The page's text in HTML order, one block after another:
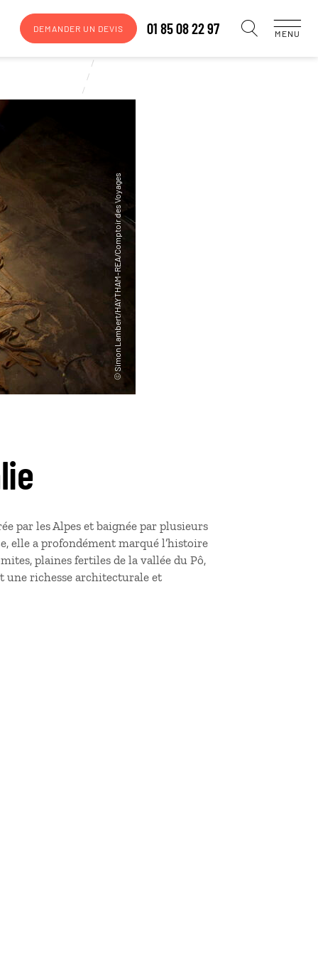
DEMANDER UN DEVIS 01 85 08 22 97 MENU
par les Alpes et baignée par plusieurs
elle a profondément marqué l’histoire
plaines fertiles de la vallée du Pô,
une richesse architecturale et